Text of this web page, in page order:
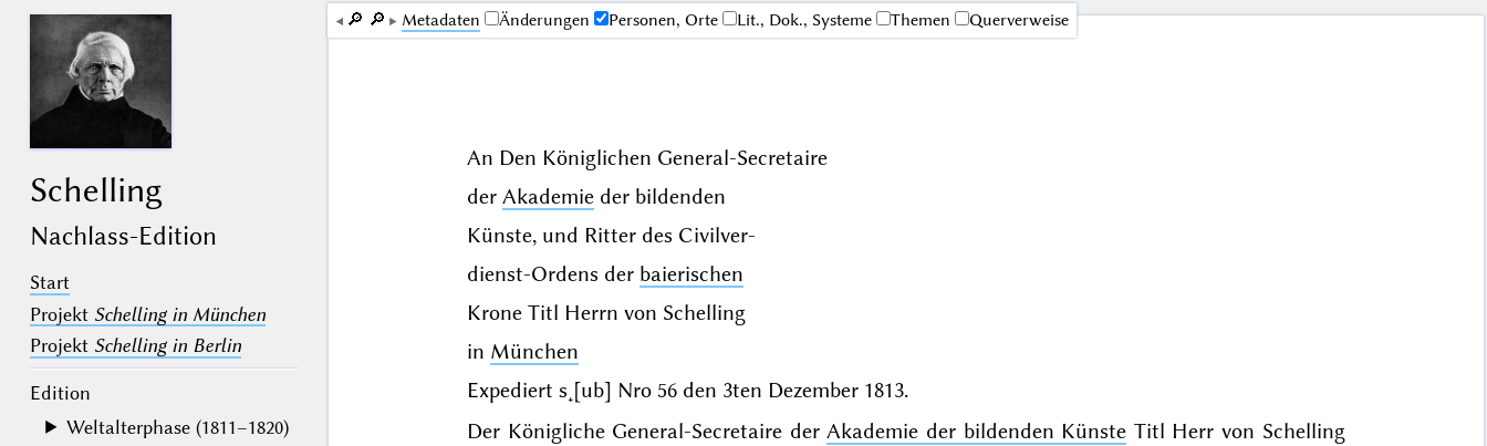
Schelling
Nachlass-Edition
Start
Projekt Schelling in München
Projekt Schelling in Berlin
Edition
Weltalterphase (1811–1820)
🔎︎ 🔎︎ Me­ta­da­ten Änderungen Personen, Orte Lit., Dok., Systeme Themen Querverweise
An Den Königlichen General-Secretaire
der Akademieder bildenden
Künste, und Ritter des Civilver-
dienst-Ordens der baierischen
Krone Titl Herrn von Schelling
in München
Expediert s˖[ub] Nro 56 den 3ten Dezember 1813.
Der Königliche General-Secretaire derAkademie der bildenden Künste Titl Herr von Schelling